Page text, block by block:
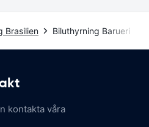
Brasilien Biluthyrning Barueri
kontakta våra